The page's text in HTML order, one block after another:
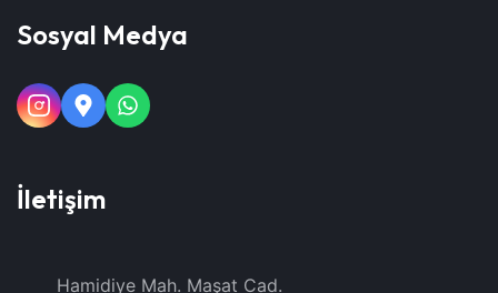
Sosyal Medya
İletişim
Hamidiye Mah. Maşat Cad.